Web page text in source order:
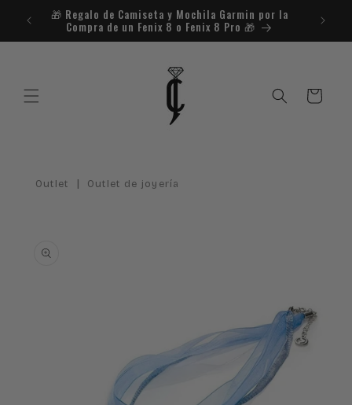
directamente
al contenido
🎁​ Regalo de Camiseta y Mochila Garmin por la
Compra de un Fenix 8 o Fenix 8 Pro 🎁​
Carrito
Outlet | Outlet de joyería
información